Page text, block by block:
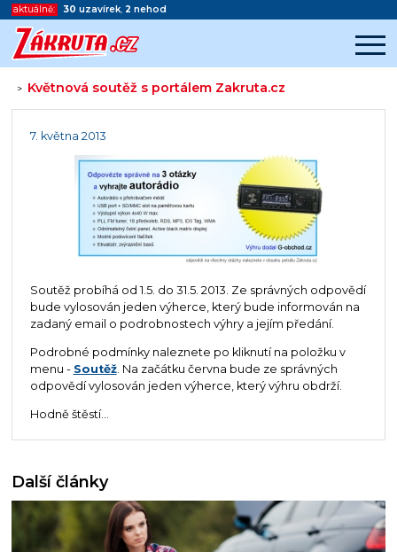
aktuálně: 30 uzavírek, 2 nehod
> Květnová soutěž s portálem Zakruta.cz
Začátek reklamy
7. května 2013
Soutěž probíhá od 1.5. do 31.5. 2013. Ze správných odpovědí
bude vylosován jeden výherce, který bude informován na
zadaný email o podrobnostech výhry a jejím předání.
Podrobné podmínky naleznete po kliknutí na položku v
menu - Soutěž. Na začátku června bude ze správných
odpovědí vylosován jeden výherce, který výhru obdrží.
Hodně štěstí...
Další články